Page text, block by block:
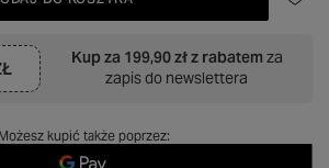
Kup za 199,90 złz rabatem za
zapis do newslettera
Możesz kupić także poprzez: